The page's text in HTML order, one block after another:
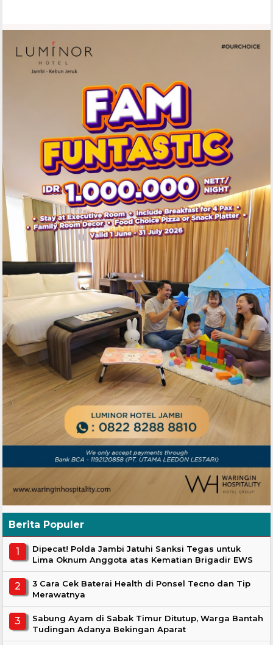
Berita Populer
Dipecat! Polda Jambi Jatuhi Sanksi Tegas untuk
Lima Oknum Anggota atas Kematian Brigadir EWS
3 Cara Cek Baterai Health di Ponsel Tecno dan Tip
Merawatnya
Sabung Ayam di Sabak Timur Ditutup, Warga Bantah
Tudingan Adanya Bekingan Aparat